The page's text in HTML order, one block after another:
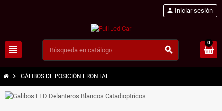
view_headline search
person Iniciar sesión
0
chevron_right GÁLIBOS DE POSICIÓN FRONTAL